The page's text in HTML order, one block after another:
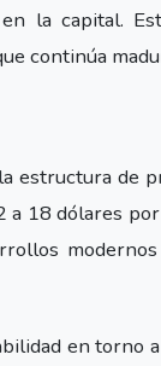
la capital.
continúa
estructura de
18 dólares
en torno